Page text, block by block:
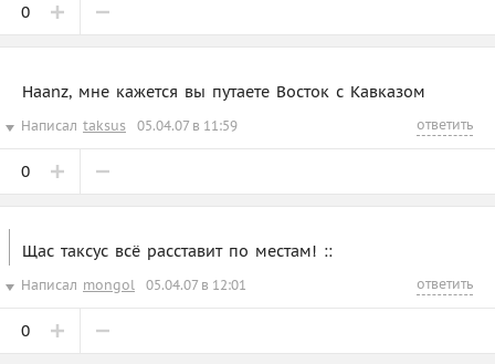
0
Haanz, мне кажется вы путаете Восток с Кавказом
Написал taksus 05.04.07 в 11:59 ответить
0
Щас таксус всё расставит по местам! ::
Написал mongol 05.04.07 в 12:01 ответить
0